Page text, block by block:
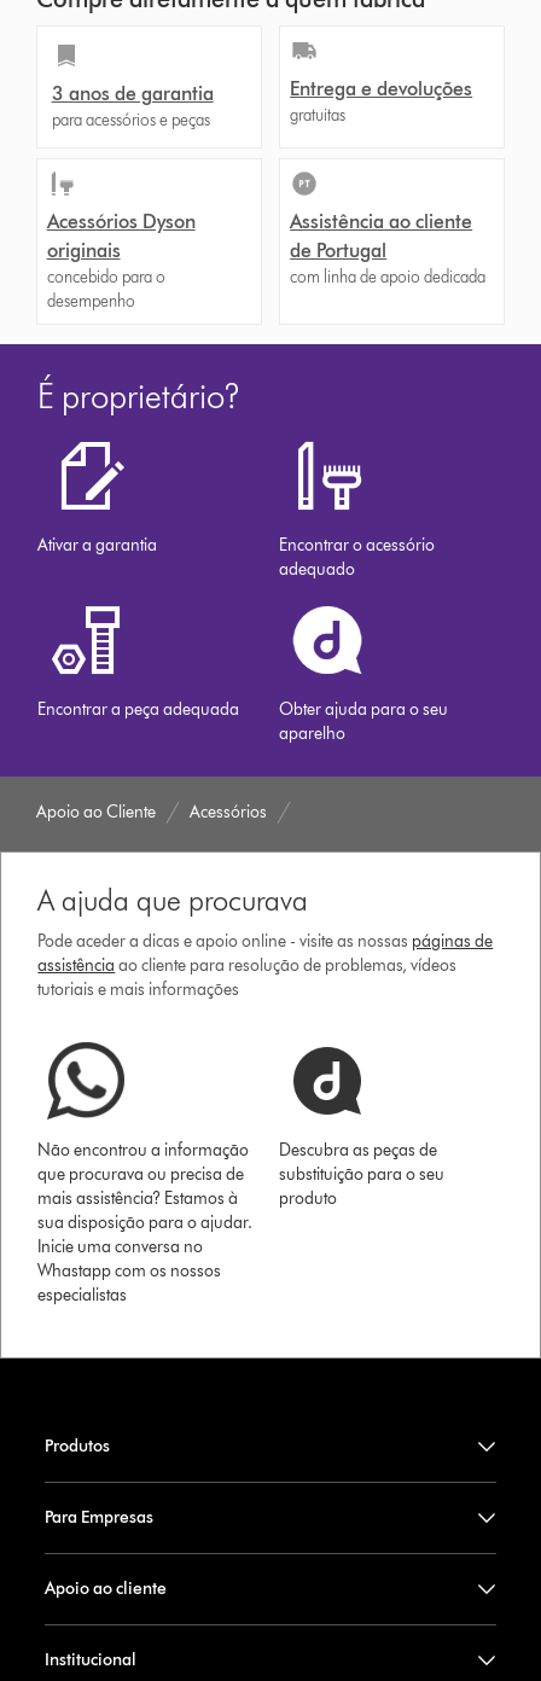
3 anos de garantia
para acessórios e peças
Entrega e devoluções
gratuitas
Acessórios Dyson
originais
concebido para o
desempenho
Assistência ao cliente
de Portugal
com linha de apoio dedicada
É proprietário?
Ativar a garantia
Encontrar o acessório
adequado
Encontrar a peça adequada
Obter ajuda para o seu
aparelho
Apoio ao Cliente Acessórios
A ajuda que procurava
Pode aceder a dicas e apoio online - visite as nossas páginas de
assistência ao cliente para resolução de problemas, vídeos
tutoriais e mais informações
Não encontrou a informação
que procurava ou precisa de
mais assistência? Estamos à
sua disposição para o ajudar.
Inicie uma conversa no
Whastapp com os nossos
especialistas
Descubra as peças de
substituição para o seu
produto
Produtos
Para Empresas
Apoio ao cliente
Institucional